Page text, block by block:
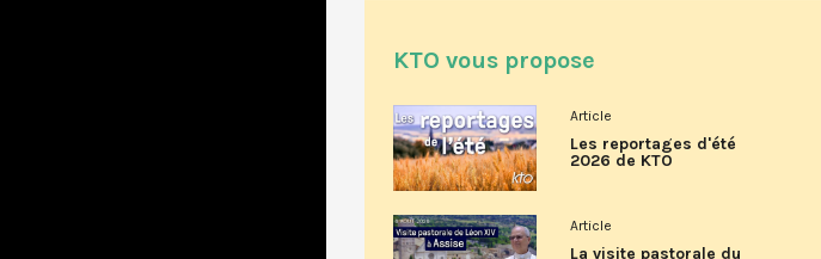
KTO vous propose
Article
Les reportages d'été
2026 de KTO
Article
La visite pastorale du